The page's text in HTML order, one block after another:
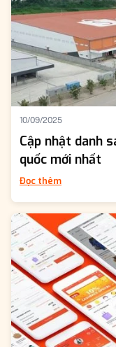
10/09/2025
Cập nhật danh
quốc mới nhất
Đọc thêm